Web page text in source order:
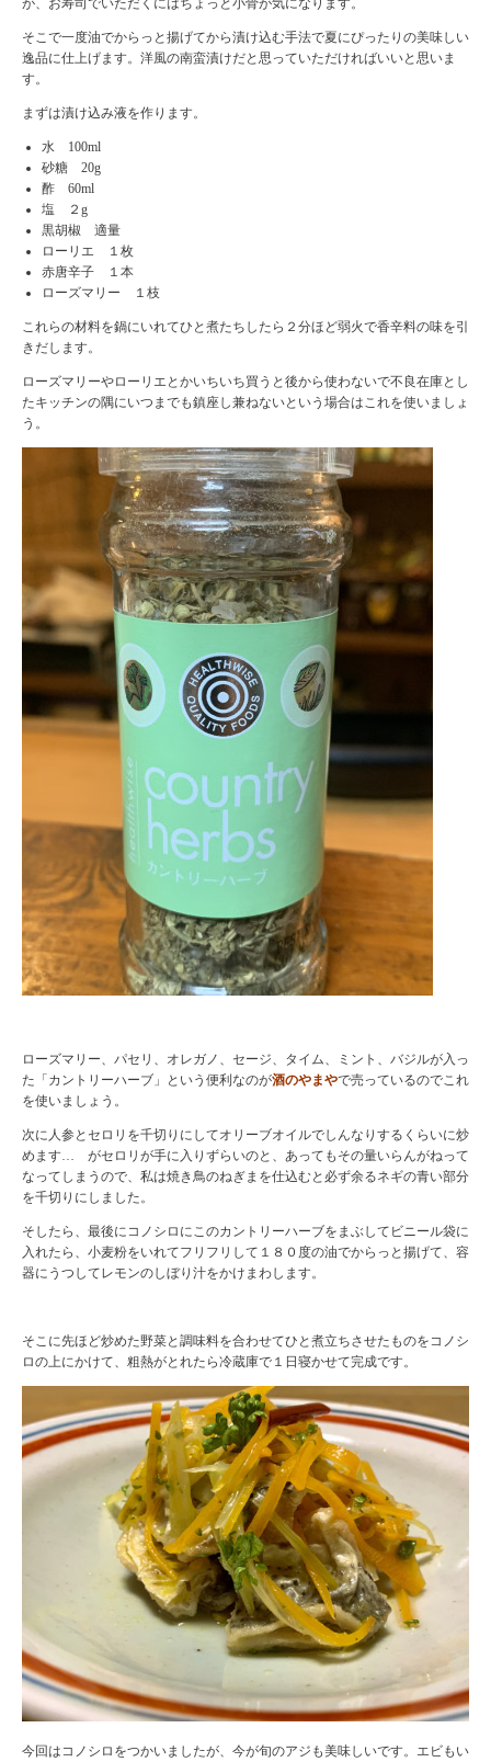
が、お寿司でいただくにはちょっと小骨が気になります。
そこで一度油でからっと揚げてから漬け込む手法で夏にぴったりの美味しい
逸品に仕上げます。洋風の南蛮漬けだと思っていただければいいと思いま
す。
まずは漬け込み液を作ります。
水 100ml
砂糖 20g
酢 60ml
塩 ２g
黒胡椒 適量
ローリエ １枚
赤唐辛子 １本
ローズマリー １枝
これらの材料を鍋にいれてひと煮たちしたら２分ほど弱火で香辛料の味を引
きだします。
ローズマリーやローリエとかいちいち買うと後から使わないで不良在庫とし
たキッチンの隅にいつまでも鎮座し兼ねないという場合はこれを使いましょ
う。
ローズマリー、パセリ、オレガノ、セージ、タイム、ミント、バジルが入っ
た「カントリーハーブ」という便利なのが酒のやまやで売っているのでこれ
を使いましょう。
次に人参とセロリを千切りにしてオリーブオイルでしんなりするくらいに炒
めます… がセロリが手に入りずらいのと、あってもその量いらんがねって
なってしまうので、私は焼き鳥のねぎまを仕込むと必ず余るネギの青い部分
を千切りにしました。
そしたら、最後にコノシロにこのカントリーハーブをまぶしてビニール袋に
入れたら、小麦粉をいれてフリフリして１８０度の油でからっと揚げて、容
器にうつしてレモンのしぼり汁をかけまわします。
そこに先ほど炒めた野菜と調味料を合わせてひと煮立ちさせたものをコノシ
ロの上にかけて、粗熱がとれたら冷蔵庫で１日寝かせて完成です。
今回はコノシロをつかいましたが、今が旬のアジも美味しいです。エビもい